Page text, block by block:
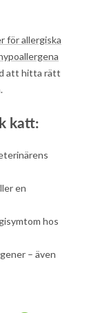
för allergiska
att hitta rätt
katt:
en
hos
– även